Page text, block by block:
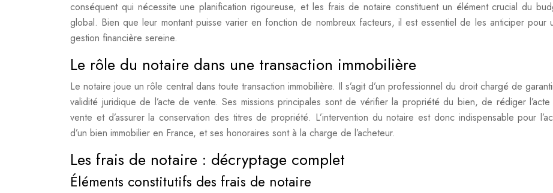
conséquent qui nécessite une planification rigoureuse, et les frais de notaire constituent un élément crucial du
global. Bien que leur montant puisse varier en fonction de nombreux facteurs, il est essentiel de les anticiper pour
gestion financière sereine.
Le rôle du notaire dans une transaction immobilière
Le notaire joue un rôle central dans toute transaction immobilière. Il s’agit d’un professionnel du droit chargé de
validité juridique de l’acte de vente. Ses missions principales sont de vérifier la propriété du bien, de rédiger
vente et d’assurer la conservation des titres de propriété. L’intervention du notaire est donc indispensable pour
d’un bien immobilier en France, et ses honoraires sont à la charge de l’acheteur.
Les frais de notaire : décryptage complet
Éléments constitutifs des frais de notaire